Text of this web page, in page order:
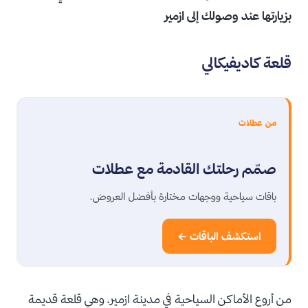
بزيارتها عند وصولك إلى ازمير
قلعة كاديفيكالي
من عطلات
صمّم رحلتك القادمة مع عطلات
باقات سياحية ووجهات مختارة بأفضل العروض.
استكشف الباقات ←
من أروع الأماكن السياحية في مدينة ازمير، وهي قلعة قديمة